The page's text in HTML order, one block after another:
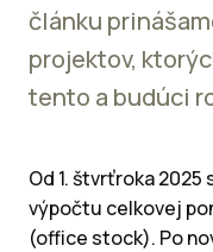
článku
projektov,
tento a budúci
Od 1. štvrťroka
výpočtu celkovej
(office stock). Po